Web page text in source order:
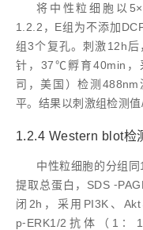
将中性粒细胞以
1.2.2，E组为不添加
组3个复孔。刺激12h后
针，37℃孵育40min，
司，美国）检测
平。结果以刺激组检测值
1.2.4 Western blot检
中性粒细胞的分组
提取总蛋白，SDS
闭2h，采用PI3K、Akt
p⁃ERK1/2抗体（1∶